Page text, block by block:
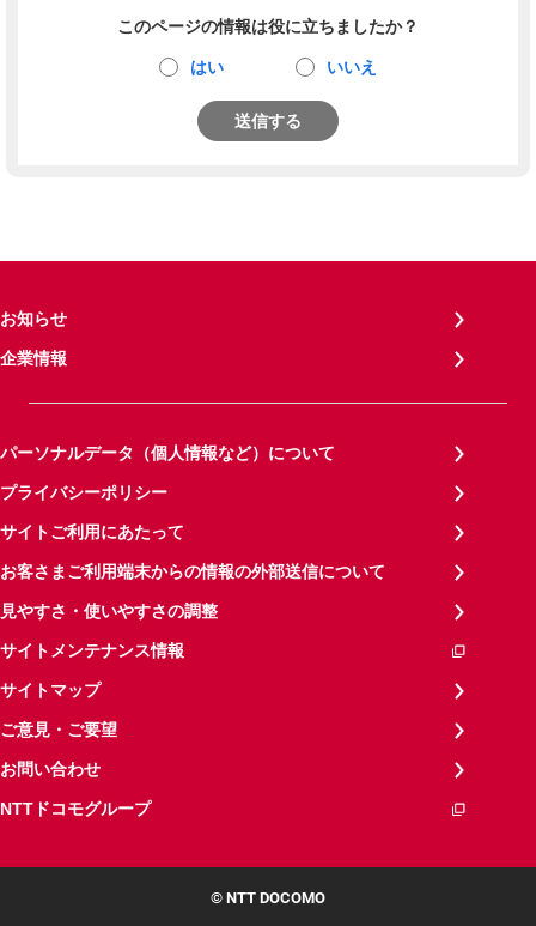
このページの情報は役に立ちましたか？
はい いいえ
送信する
お知らせ
企業情報
パーソナルデータ（個人情報など）について
プライバシーポリシー
サイトご利用にあたって
お客さまご利用端末からの情報の外部送信について
見やすさ・使いやすさの調整
サイトメンテナンス情報
サイトマップ
ご意見・ご要望
お問い合わせ
NTTドコモグループ
© NTT DOCOMO